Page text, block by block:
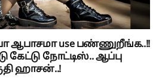
use பண்ணுறீங்க..!!
கேட்டு நோட்டிஸ்.. ஆப்பு
ஹாசன்..!